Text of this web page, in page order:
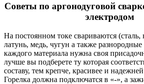
Советы по аргонодуговой
электродом
На постоянном токе свариваются (сталь,
латунь, медь, чугун а также
каждого материала нужна своя
лучше вы подберете ту которая
составу, тем крепче, красивее и
Горелка должна подключатся в «-», а